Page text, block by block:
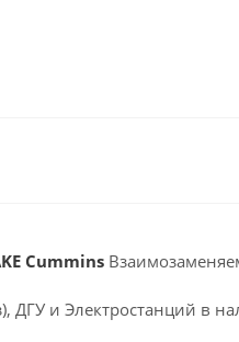
Cummins
ДГУ и Электростанций в